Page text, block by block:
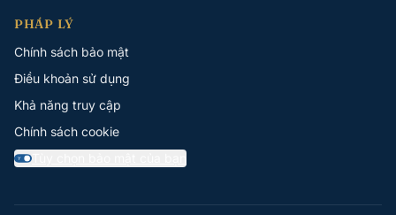
PHÁP LÝ
Chính sách bảo mật
Điều khoản sử dụng
Khả năng truy cập
Chính sách cookie
Y